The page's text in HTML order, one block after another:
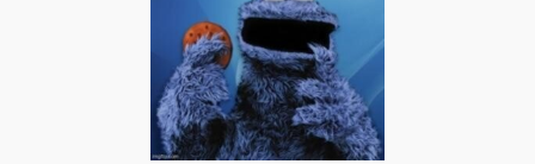
J'accepte de recevoir la newsletter de La Cantine et je prends
connaissance de lapolitique de confidentialité.